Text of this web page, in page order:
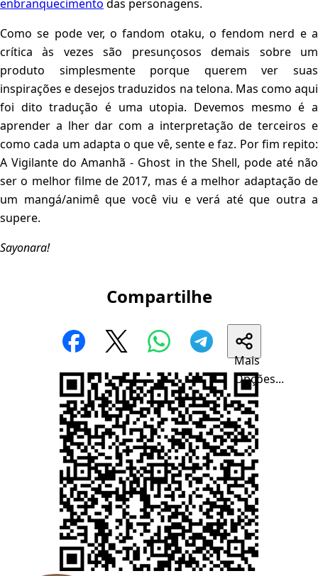
enbranquecimento das personagens.
Como se pode ver, o fandom otaku, o fendom nerd e a
crítica às vezes são presunçosos demais sobre um
produto simplesmente porque querem ver suas
inspirações e desejos traduzidos na telona. Mas como aqui
foi dito tradução é uma utopia. Devemos mesmo é a
aprender a lher dar com a interpretação de terceiros e
como cada um adapta o que vê, sente e faz. Por fim repito:
A Vigilante do Amanhã - Ghost in the Shell, pode até não
ser o melhor filme de 2017, mas é a melhor adaptação de
um mangá/animê que você viu e verá até que outra a
supere.
Sayonara!
Compartilhe
Mais
Opções...